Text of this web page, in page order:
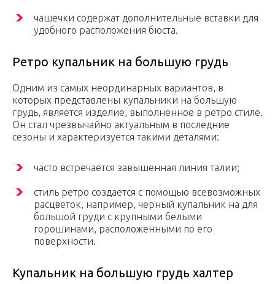
чашечки содержат дополнительные вставки для
удобного расположения бюста.
Ретро купальник на большую грудь
Одним из самых неординарных вариантов, в
которых представлены купальники на большую
грудь, является изделие, выполненное в ретро стиле.
Он стал чрезвычайно актуальным в последние
сезоны и характеризуется такими деталями:
часто встречается завышенная линия талии;
стиль ретро создается с помощью всевозможных
расцветок, например, черный купальник на для
большой груди с крупными белыми
горошинами, расположенными по его
поверхности.
Купальник на большую грудь халтер